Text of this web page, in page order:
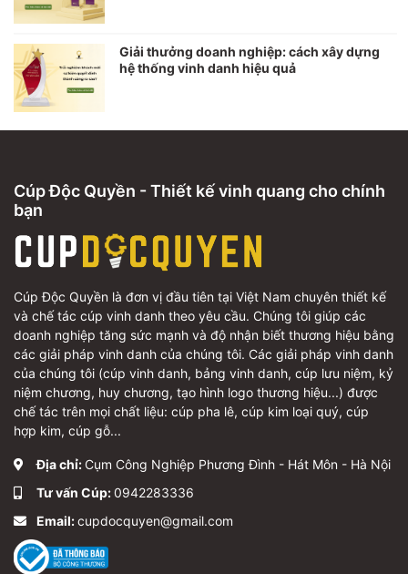
Giải thưởng doanh nghiệp: cách xây dựng
hệ thống vinh danh hiệu quả
Cúp Độc Quyền - Thiết kế vinh quang cho chính
bạn
Cúp Độc Quyền là đơn vị đầu tiên tại Việt Nam chuyên thiết kế
và chế tác cúp vinh danh theo yêu cầu. Chúng tôi giúp các
doanh nghiệp tăng sức mạnh và độ nhận biết thương hiệu bằng
các giải pháp vinh danh của chúng tôi. Các giải pháp vinh danh
của chúng tôi (cúp vinh danh, bảng vinh danh, cúp lưu niệm, kỷ
niệm chương, huy chương, tạo hình logo thương hiệu...) được
chế tác trên mọi chất liệu: cúp pha lê, cúp kim loại quý, cúp
hợp kim, cúp gỗ...
Địa chỉ: Cụm Công Nghiệp Phương Đình - Hát Môn - Hà Nội
Tư vấn Cúp:0942283336
Email:cupdocquyen@gmail.com